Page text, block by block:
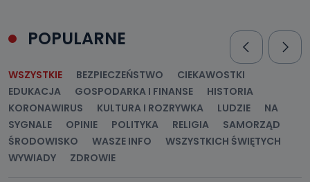
POPULARNE
WSZYSTKIE BEZPIECZEŃSTWO
CIEKAWOSTKI
EDUKACJA
GOSPODARKA I FINANSE
HISTORIA
KORONAWIRUS
KULTURA I ROZRYWKA LUDZIE
NA
SYGNALE
OPINIE POLITYKA RELIGIA
SAMORZĄD
ŚRODOWISKO
WASZE INFO
WSZYSTKICH ŚWIĘTYCH
WYWIADY
ZDROWIE